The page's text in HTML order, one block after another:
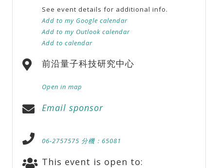
See event details for additional info.
Add to my Google calendar
Add to my Outlook calendar
Add to calendar
前沿量子科技研究中心
Open in map
Email sponsor
06-2757575 分機：65081
This event is open to: